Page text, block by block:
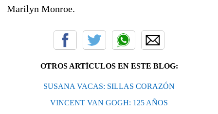
Marilyn Monroe.
OTROS ARTÍCULOS EN ESTE BLOG:
SUSANA VACAS: SILLAS CORAZÓN
VINCENT VAN GOGH: 125 AÑOS